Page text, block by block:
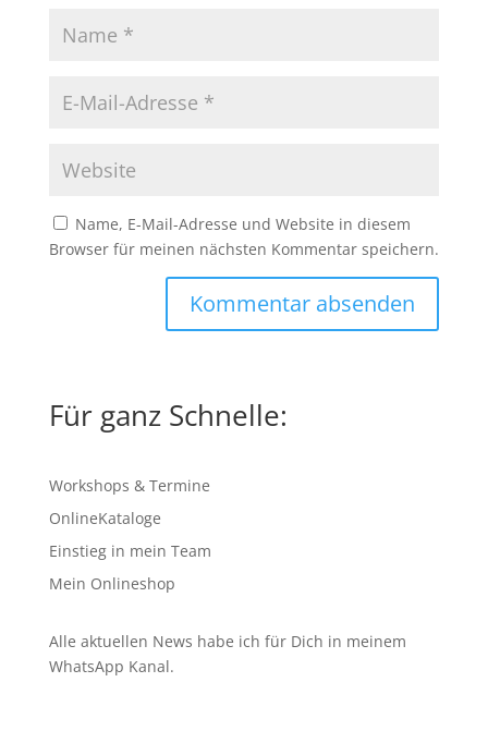
Name, E-Mail-Adresse und Website in diesem
Browser für meinen nächsten Kommentar speichern.
Für ganz Schnelle:
Workshops & Termine
OnlineKataloge
Einstieg in mein Team
Mein Onlineshop
Alle aktuellen News habe ich für Dich in meinem
WhatsApp Kanal.